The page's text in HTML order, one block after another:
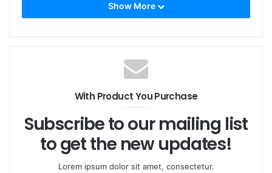
レーザーヘッドの底部にはヒート シンクがあり、これ
は 3 つのファンを備えたアルミニウム放熱モジュール
です。電源の背面には、CW/TTL/アナログの 3 つの動
Show More
With Product You Purchase
Subscribe to our mailing list
to get the new updates!
Lorem ipsum dolor sit amet, consectetur.